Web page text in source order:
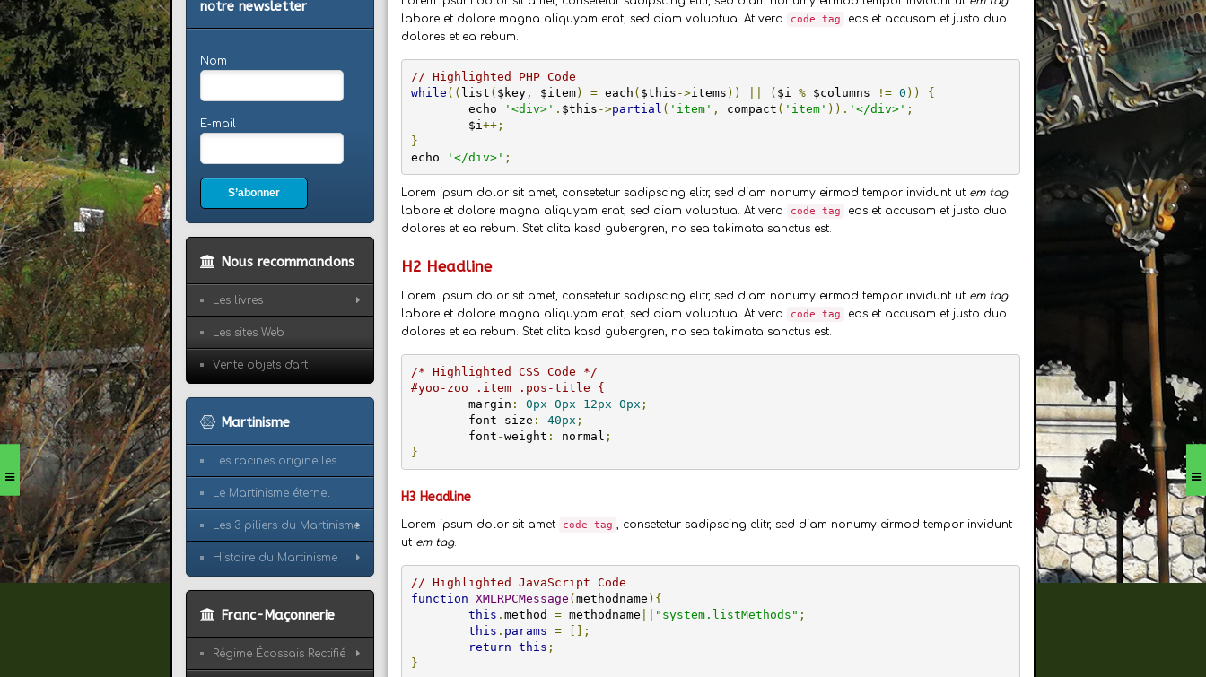
labore et dolore magna aliquyam erat, sed diam voluptua. At vero
code tag
eos et accusam et justo duo
dolores et ea rebum.
// Highlighted PHP Code
while (( list ( $key, $item) = each ( $this ->items )) ( $i % $columns != 0 ))
{
	echo
'<div>' . $this ->partial ( 'item' , compact ( 'item' )). '</div>' ;
	$i
++;
}
echo
'</div>' ;
Lorem ipsum dolor sit amet, consetetur sadipscing elitr, sed diam nonumy eirmod tempor invidunt ut em tag
labore et dolore magna aliquyam erat, sed diam voluptua. At vero
code tag
eos et accusam et justo duo
dolores et ea rebum. Stet clita kasd gubergren, no sea takimata sanctus est.
H2 Headline
Lorem ipsum dolor sit amet, consetetur sadipscing elitr, sed diam nonumy eirmod tempor invidunt ut em tag
labore et dolore magna aliquyam erat, sed diam voluptua. At vero
code tag
eos et accusam et justo duo
dolores et ea rebum. Stet clita kasd gubergren, no sea takimata sanctus est.
/* Highlighted CSS Code */
#yoo-zoo .item .pos-title {
	margin
: 0px 0px 12px 0px ;
	font
- size : 40px ;
	font
-weight : normal ;
}
H3 Headline
Lorem ipsum dolor sit amet code tag , consetetur sadipscing elitr, sed diam nonumy eirmod tempor invidunt
ut em tag.
// Highlighted JavaScript Code
function XMLRPCMessage (methodname ){
this . method = methodname "system.listMethods" ;
this . params =
[];
return this ;
}
notre newsletter
Nom
E-mail
S’abonner
Nous recommandons
Les livres
Les sites Web
Vente objets d'art
Martinisme
Les racines originelles
Le Martinisme éternel
Les 3 piliers du Martinisme
Histoire du Martinisme
Franc-Maçonnerie
Régime Écossais Rectifié